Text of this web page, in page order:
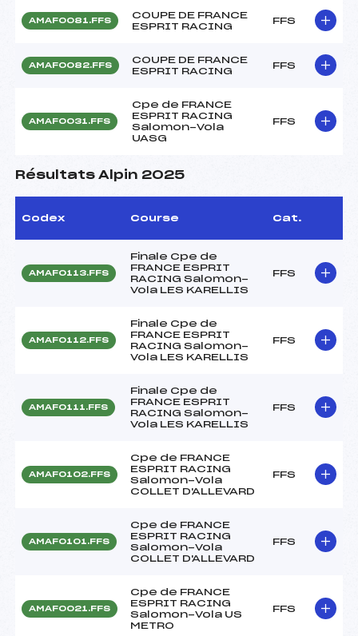
AMAF0081.FFS
COUPE DE FRANCE
ESPRIT RACING
FFS
AMAF0082.FFS
COUPE DE FRANCE
ESPRIT RACING
FFS
AMAF0031.FFS
Cpe de FRANCE
ESPRIT RACING
Salomon-Vola
UASG
FFS
Résultats Alpin 2025
Codex Course Cat.
AMAF0113.FFS
Finale Cpe de
FRANCE ESPRIT
RACING Salomon-
Vola LES KARELLIS
FFS
AMAF0112.FFS
Finale Cpe de
FRANCE ESPRIT
RACING Salomon-
Vola LES KARELLIS
FFS
AMAF0111.FFS
Finale Cpe de
FRANCE ESPRIT
RACING Salomon-
Vola LES KARELLIS
FFS
AMAF0102.FFS
Cpe de FRANCE
ESPRIT RACING
Salomon-Vola
COLLET D'ALLEVARD
FFS
AMAF0101.FFS
Cpe de FRANCE
ESPRIT RACING
Salomon-Vola
COLLET D'ALLEVARD
FFS
AMAF0021.FFS
Cpe de FRANCE
ESPRIT RACING
Salomon-Vola US
METRO
FFS